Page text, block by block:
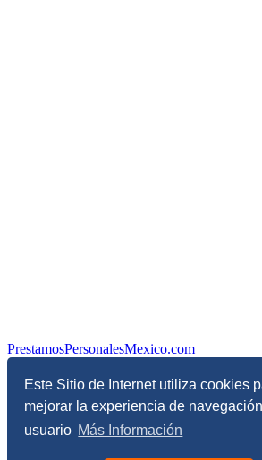
Este Sitio de Internet utiliza cookies
mejorar la experiencia de
usuario Más Información
PrestamosPersonalesMexico.com
Información sobre Finanzas Personales y
© Copyright 2017 - 2026 - Todos los
Términos, Condiciones y Políticas de